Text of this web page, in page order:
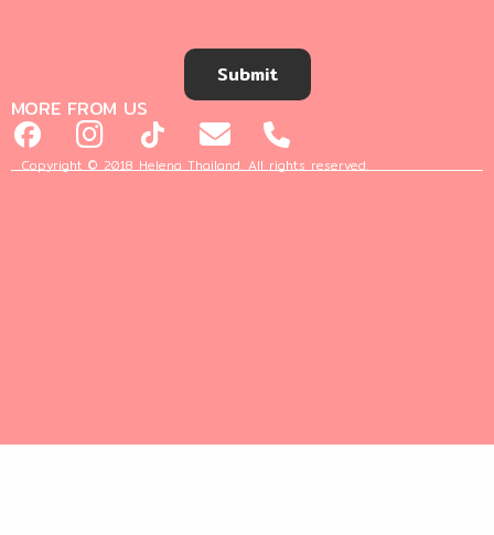
Submit
MORE FROM US
Copyright © 2018 Helena Thailand. All rights reserved.